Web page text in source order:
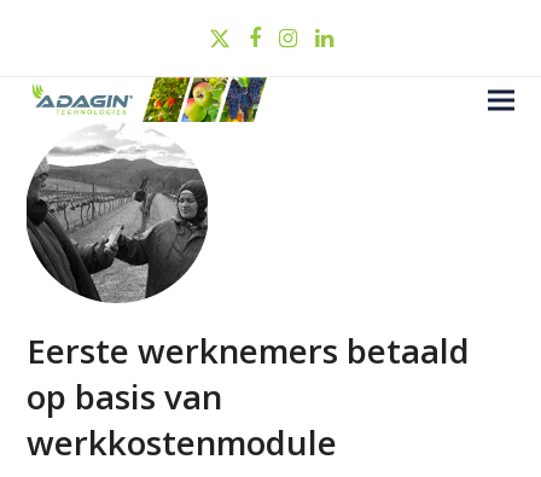
Twitter
Facebook
Instagram
LinkedIn
Eerste werknemers betaald
op basis van
werkkostenmodule